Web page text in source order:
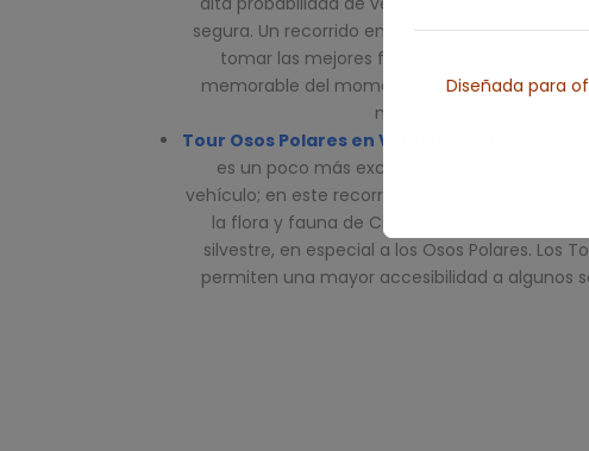
segura. Un recorrido en Buggy ofrece a los
tomar las mejores fotografía, llevándose
memorable del momento. En vehículo
máxima de 40 personas.
Tour Osos Polares en Vehículo 4*4 Churchill
es un poco más exclusivo o privado, gracias
vehículo; en este recorrido tendrá la
la flora y fauna de Churchill, nuestro tour va
silvestre, en especial a los Osos Polares. Los
permiten una mayor accesibilidad a algunos
Diseñada para